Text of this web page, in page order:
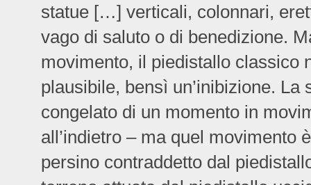
statue […] verticali, colonnari,
vago di saluto o di benedizione.
movimento, il piedistallo classico
plausibile, bensì un’inibizione.
congelato di un momento in
all’indietro – ma quel movimento
persino contraddetto dal